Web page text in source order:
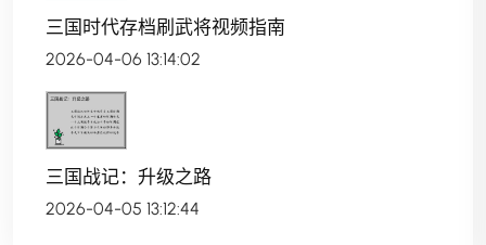
三国时代存档刷武将视频指南
2026-04-06 13:14:02
三国战记：升级之路
2026-04-05 13:12:44